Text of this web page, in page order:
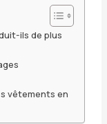
ils de plus
vêtements en